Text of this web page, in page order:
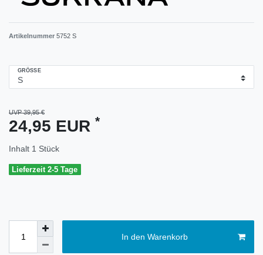
Artikelnummer 5752 S
GRÖSSE
UVP 39,95 €
24,95 EUR *
Inhalt 1 Stück
Lieferzeit 2-5 Tage
In den Warenkorb